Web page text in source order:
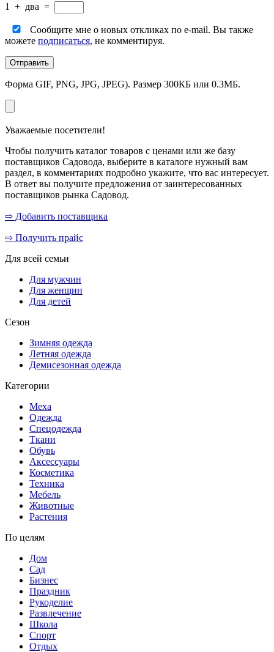
1 + два =
Сообщите мне о новых откликах по e-mail. Вы также
можете подписаться, не комментируя.
Форма GIF, PNG, JPG, JPEG). Размер 300КБ или 0.3МБ.
Уважаемые посетители!
Чтобы получить каталог товаров с ценами или же базу
поставщиков Садовода, выберите в каталоге нужный вам
раздел, в комментариях подробно укажите, что вас интересует.
В ответ вы получите предложения от заинтересованных
поставщиков рынка Садовод.
⇨ Добавить поставщика
⇨ Получить прайс
Для всей семьи
Для мужчин
Для женщин
Для детей
Сезон
Зимняя одежда
Летняя одежда
Демисезонная одежда
Категории
Меха
Одежда
Спецодежда
Ткани
Обувь
Аксессуары
Косметика
Техника
Мебель
Животные
Растения
По целям
Дом
Сад
Бизнес
Праздник
Рукоделие
Развлечение
Школа
Спорт
Отдых